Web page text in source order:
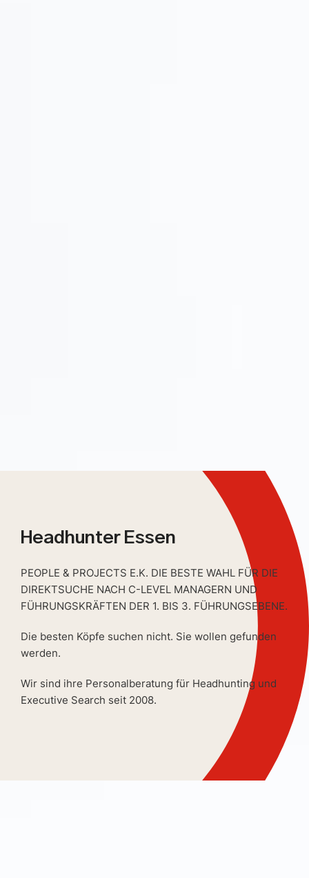
Headhunter Essen
PEOPLE & PROJECTS E.K. DIE BESTE WAHL FÜR DIE
DIREKTSUCHE NACH C-LEVEL MANAGERN UND
FÜHRUNGSKRÄFTEN DER 1. BIS 3. FÜHRUNGSEBENE.
Die besten Köpfe suchen nicht. Sie wollen gefunden
werden.
Wir sind ihre Personalberatung für Headhunting und
Executive Search seit 2008.